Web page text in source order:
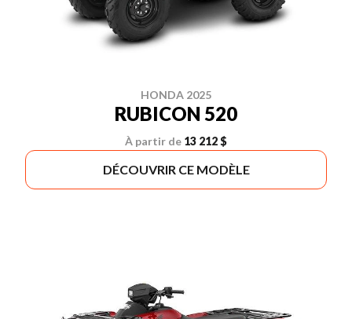
HONDA 2025
RUBICON 520
À partir de 13 212 $
DÉCOUVRIR CE MODÈLE